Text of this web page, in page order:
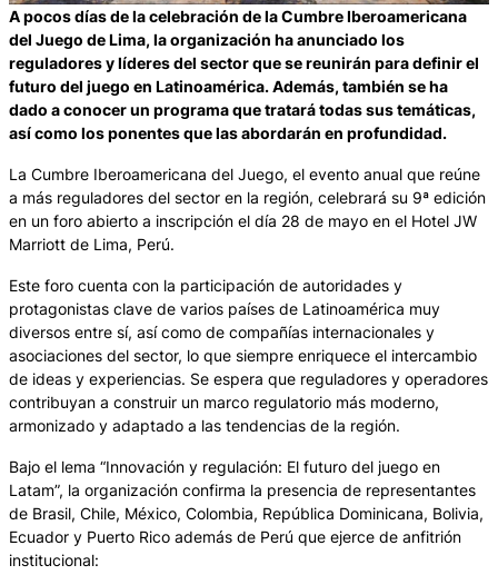
A pocos días de la celebración de la Cumbre Iberoamericana
del Juego de Lima, la organización ha anunciado los
reguladores y líderes del sector que se reunirán para definir el
futuro del juego en Latinoamérica. Además, también se ha
dado a conocer un programa que tratará todas sus temáticas,
así como los ponentes que las abordarán en profundidad.
La Cumbre Iberoamericana del Juego, el evento anual que reúne
a más reguladores del sector en la región, celebrará su 9ª edición
en un foro abierto a inscripción el día 28 de mayo en el Hotel JW
Marriott de Lima, Perú.
Este foro cuenta con la participación de autoridades y
protagonistas clave de varios países de Latinoamérica muy
diversos entre sí, así como de compañías internacionales y
asociaciones del sector, lo que siempre enriquece el intercambio
de ideas y experiencias. Se espera que reguladores y operadores
contribuyan a construir un marco regulatorio más moderno,
armonizado y adaptado a las tendencias de la región.
Bajo el lema “Innovación y regulación: El futuro del juego en
Latam”, la organización confirma la presencia de representantes
de Brasil, Chile, México, Colombia, República Dominicana, Bolivia,
Ecuador y Puerto Rico además de Perú que ejerce de anfitrión
institucional: